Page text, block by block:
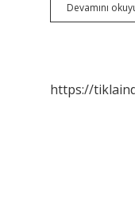
Devamını
https://